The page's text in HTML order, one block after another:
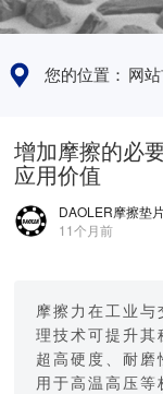
您的位置： 网
增加摩擦的必
应用价值
DAOLER摩擦垫
11个月前
摩擦力在工业
理技术可提升其
超高硬度、耐
用于高温高压